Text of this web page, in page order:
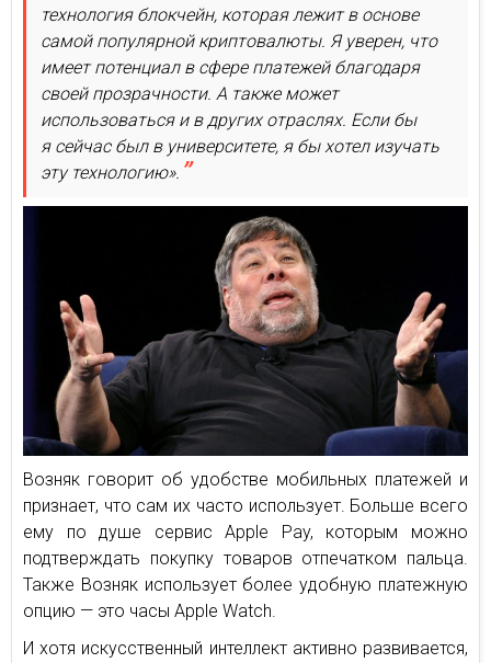
технология блокчейн, которая лежит в основе
самой популярной криптовалюты. Я уверен, что
имеет потенциал в сфере платежей благодаря
своей прозрачности. А также может
использоваться и в других отраслях. Если бы
я сейчас был в университете, я бы хотел изучать
эту технологию».
Возняк говорит об удобстве мобильных платежей и
признает, что сам их часто использует. Больше всего
ему по душе сервис Apple Pay, которым можно
подтверждать покупку товаров отпечатком пальца.
Также Возняк использует более удобную платежную
опцию — это часы Apple Watch.
И хотя искусственный интеллект активно развивается,